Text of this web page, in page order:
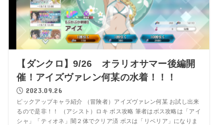
【ダンクロ】9/26 オラリオサマー後編開
催！アイズヴァレン何某の水着！！！
2023.09.26
ピックアップキャラ紹介 （冒険者）アイズヴァレン何某 お試し出来
るので是非！！ （アシスト）ロキ ボス攻略 筆者はボス攻略は「アイ
シャ」「ティオネ」闇２体でクリア済 ボスは「リベリア」になりま